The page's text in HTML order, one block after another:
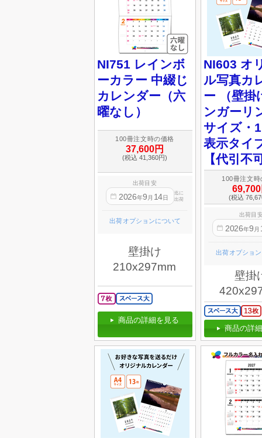
NI751 レインボ
ーカラー 中綴じ
カレンダー（六
曜なし）
100冊注文時の価格
37,600円
(税込 41,360円)
出荷目安
2026年9 月 14日
迄に
出荷
出荷オプションについて
壁掛け
210x297mm
商品の詳細を見る
NI603 オ
ル写真カ
ー （壁掛
ンガーリ
サイズ・
表示タイ
【代引不
100冊注文時
(税込
出荷目
2026年9 月
出荷オプショ
壁掛
商品の詳